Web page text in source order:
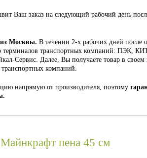
Ваш заказ на следующий рабочий день
Москвы. В течении 2-х рабочих дней после
терминалов транспортных компаний: ПЭК,
Сервис. Далее, Вы получаете товар в своем
компаний.
напрямую от производителя, поэтому
пена 45 см